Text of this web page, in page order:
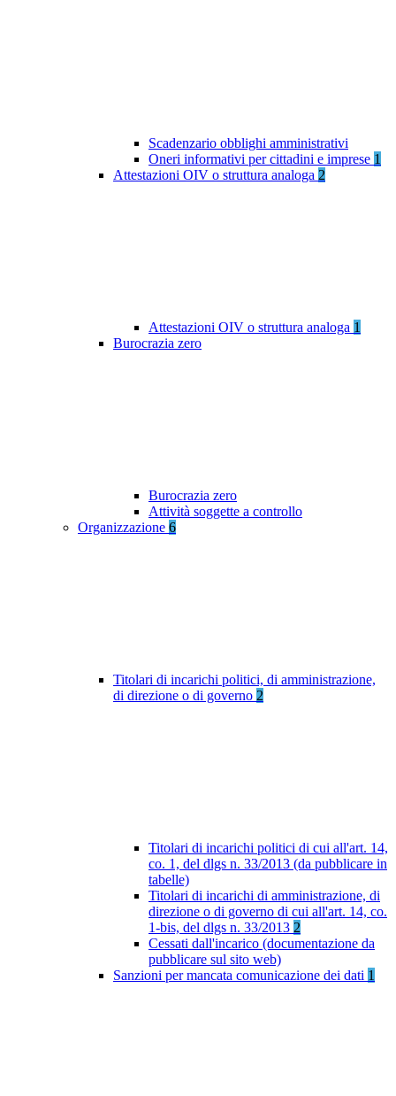
Scadenzario obblighi amministrativi
Oneri informativi per cittadini e imprese 1
Attestazioni OIV o struttura analoga 2
Attestazioni OIV o struttura analoga 1
Burocrazia zero
Burocrazia zero
Attività soggette a controllo
Organizzazione 6
Titolari di incarichi politici, di amministrazione,
di direzione o di governo 2
Titolari di incarichi politici di cui all'art. 14,
co. 1, del dlgs n. 33/2013 (da pubblicare in
tabelle)
Titolari di incarichi di amministrazione, di
direzione o di governo di cui all'art. 14, co.
1-bis, del dlgs n. 33/2013 2
Cessati dall'incarico (documentazione da
pubblicare sul sito web)
Sanzioni per mancata comunicazione dei dati 1